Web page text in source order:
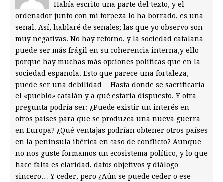
Había escrito una parte del texto, y el
ordenador junto con mi torpeza lo ha borrado, es una
señal. Así, hablaré de señales; las que yo observo son
muy negativas. No hay retorno, y la sociedad catalana
puede ser más frágil en su coherencia interna,y ello
porque hay muchas más opciones políticas que en la
sociedad española. Esto que parece una fortaleza,
puede ser una debilidad… Hasta donde se sacrificaría
el «pueblo» catalán y a qué estaría dispuesto. Y otra
pregunta podría ser: ¿Puede existir un interés en
otros países para que se produzca una nueva guerra
en Europa? ¿Qué ventajas podrían obtener otros países
en la península ibérica en caso de conflicto? Aunque
no nos guste formamos un ecosistema político, y lo que
hace falta es claridad, datos objetivos y diálogo
sincero… Y ceder, pero ¿Aún se puede ceder o ese